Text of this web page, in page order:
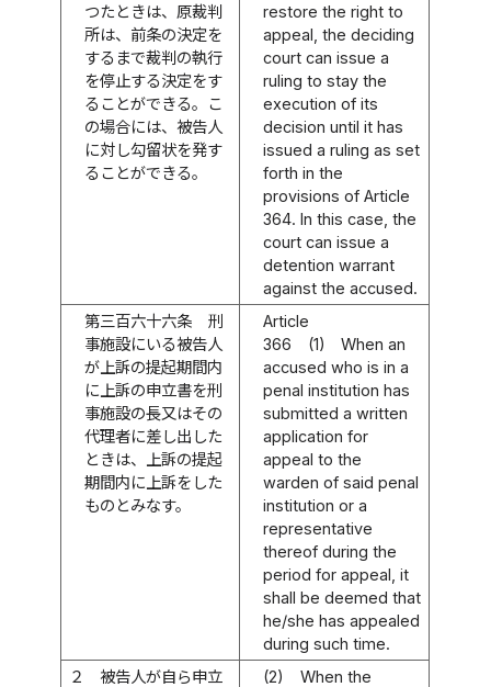
つたときは、原裁判
所は、前条の決定を
するまで裁判の執行
を停止する決定をす
ることができる。こ
の場合には、被告人
に対し勾留状を発す
ることができる。
restore the right to
appeal, the deciding
court can issue a
ruling to stay the
execution of its
decision until it has
issued a ruling as set
forth in the
provisions of Article
364. In this case, the
court can issue a
detention warrant
against the accused.
第三百六十六条
刑
事施設にいる被告人
が上訴の提起期間内
に上訴の申立書を刑
事施設の長又はその
代理者に差し出した
ときは、上訴の提起
期間内に上訴をした
ものとみなす。
Article
366
(1)
When an
accused who is in a
penal institution has
submitted a written
application for
appeal to the
warden of said penal
institution or a
representative
thereof during the
period for appeal, it
shall be deemed that
he/she has appealed
during such time.
２
被告人が自ら申立
(2)
When the